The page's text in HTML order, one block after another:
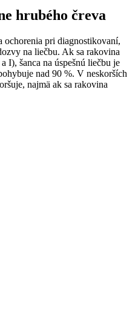
hrubého čreva
ochorenia pri diagnostikovaní,
na liečbu. Ak sa rakovina
I), šanca na úspešnú liečbu je
nad 90 %. V neskorších
najmä ak sa rakovina